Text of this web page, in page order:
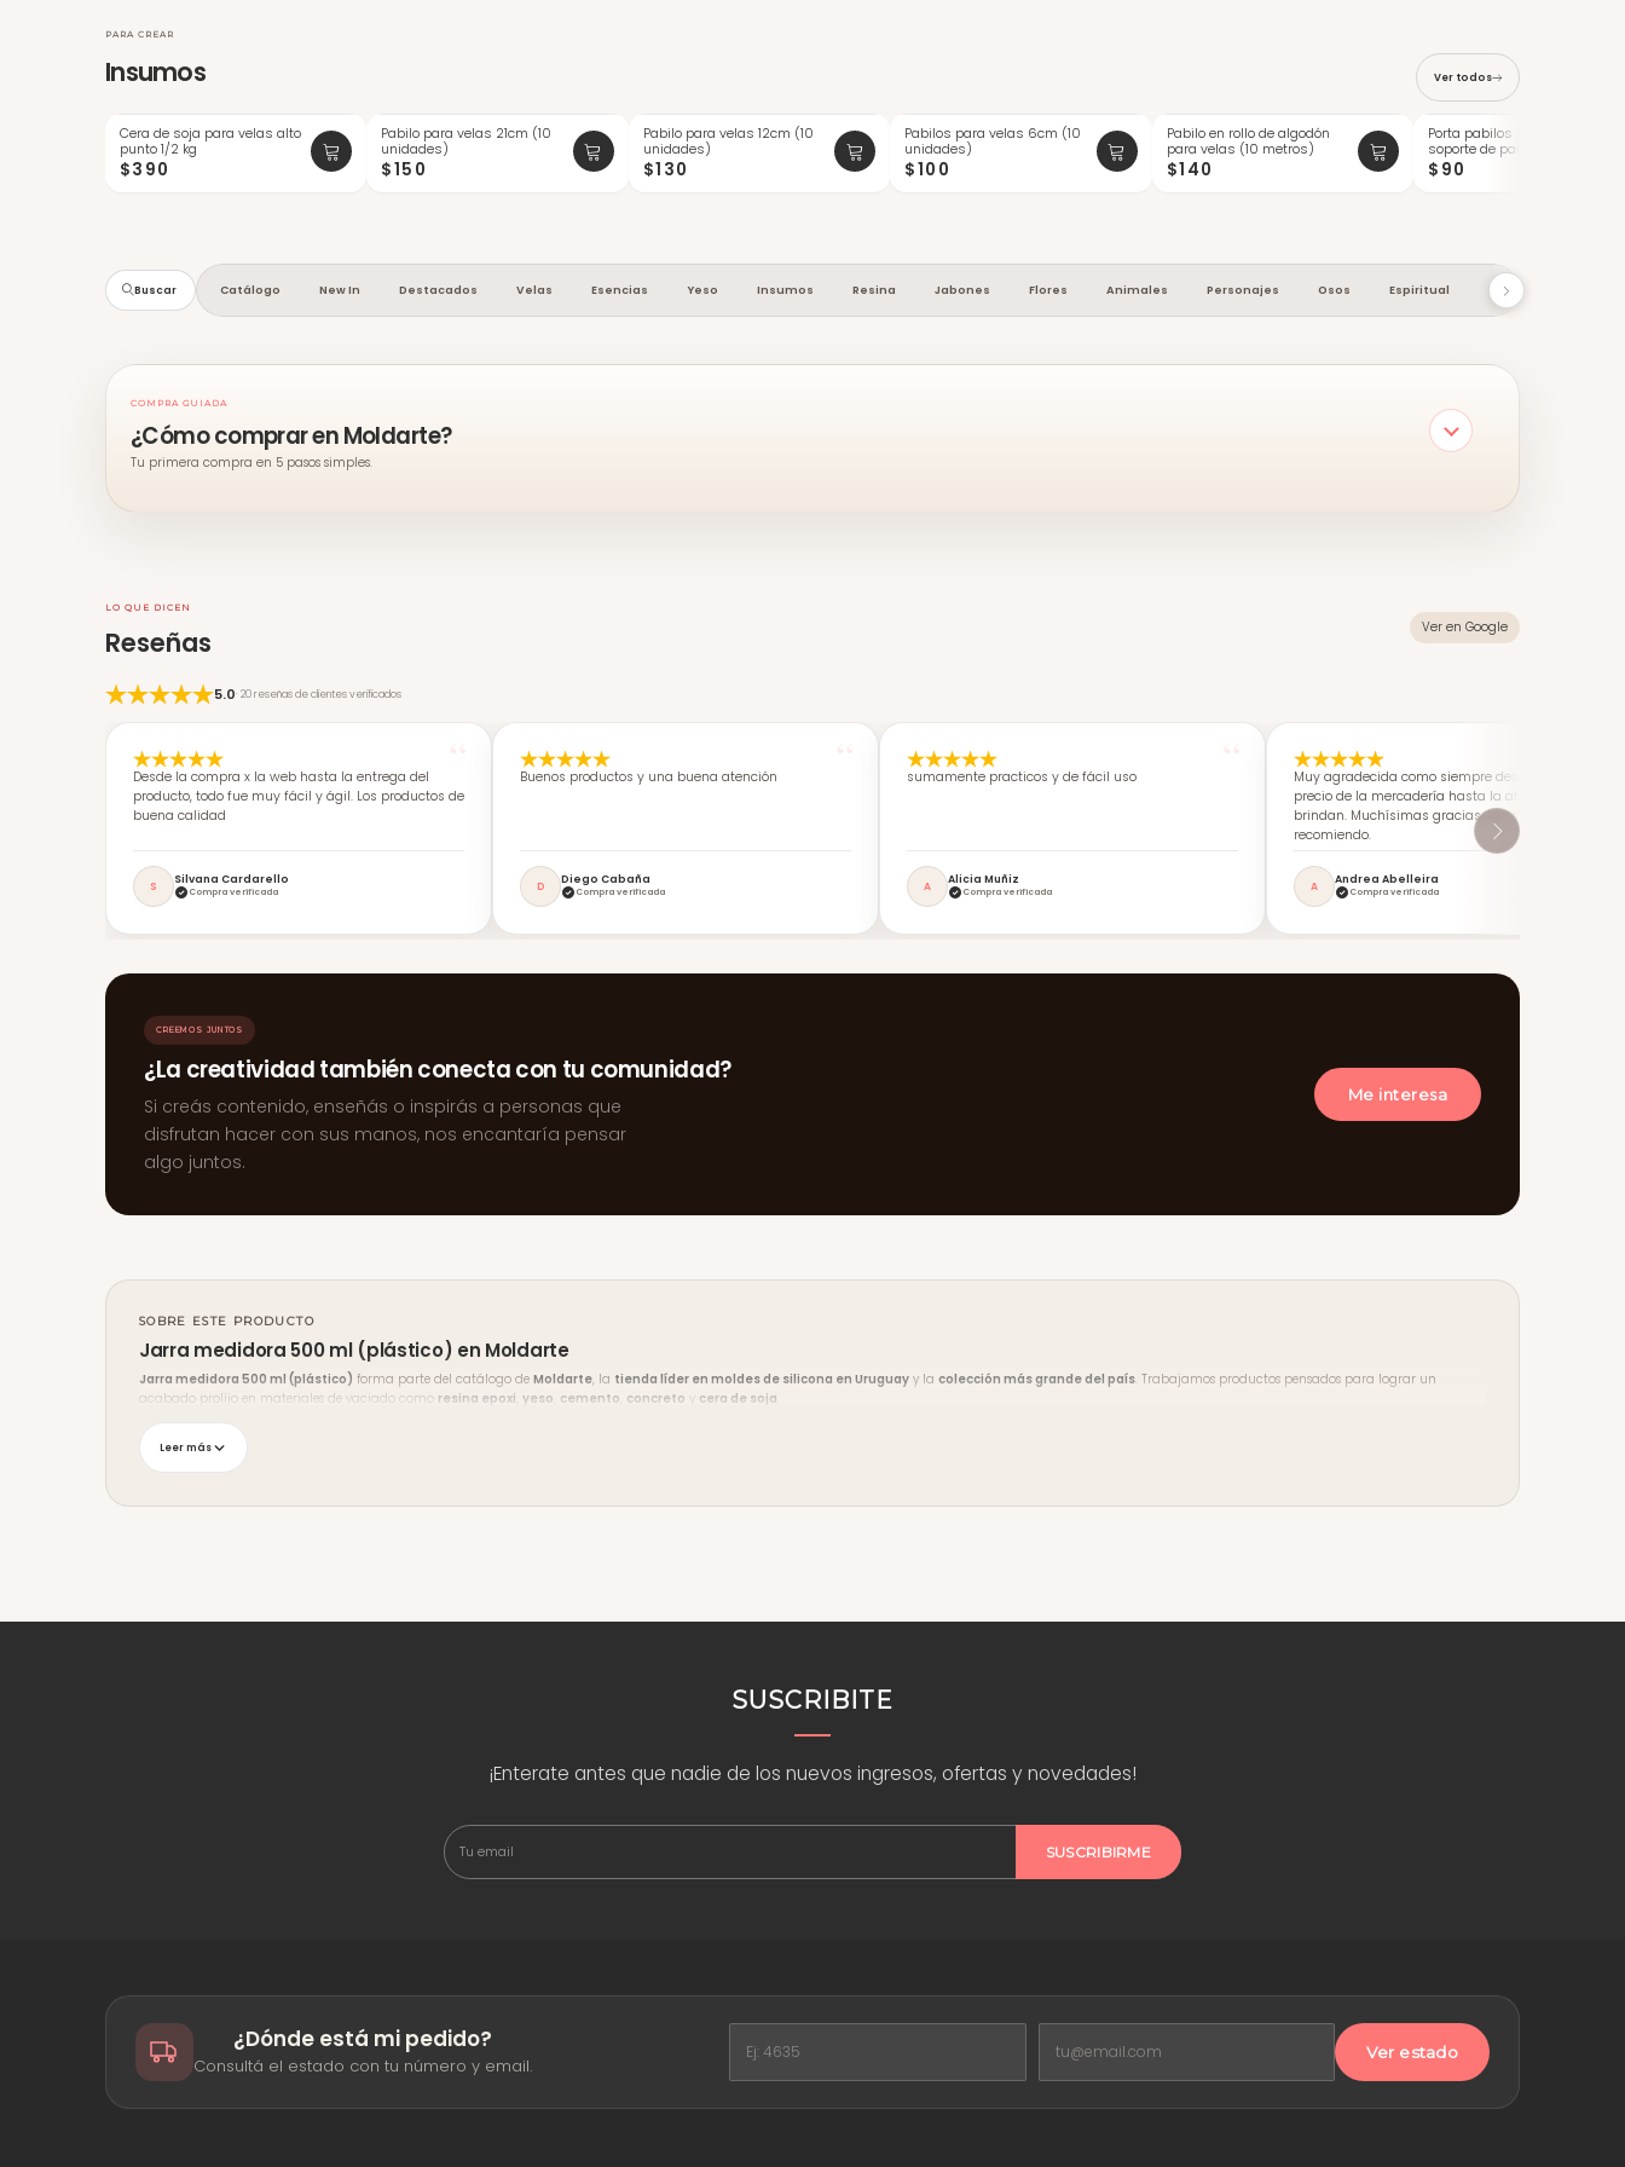
PARA CREAR
Insumos Ver todos
ÚLTIMAS
Cera de soja para velas alto
punto 1/2 kg
$390
Pabilo para velas 21cm (10
unidades)
$150
ÚLTIMAS
Pabilo para velas 12cm (10
unidades)
$130
Pabilos para velas 6cm (10
unidades)
$100
Pabilo en rollo de algodón
para velas (10 metros)
$140
Porta pabilos / sujetador /
soporte de pabilos de
madera ...
$90
Buscar Catálogo New In Destacados Velas Esencias Yeso Insumos Resina Jabones Flores Animales Personajes Osos Espiritual Macetas
COMPRA GUIADA
¿Cómo comprar en Moldarte?
Tu primera compra en 5 pasos simples.
LO QUE DICEN
Reseñas Ver en Google
5.0· 20 reseñas de clientes verificados
Desde la compra x la web hasta la entrega del
producto, todo fue muy fácil y ágil. Los productos de
buena calidad
S Silvana Cardarello
Compra verificada
Buenos productos y una buena atención
D Diego Cabaña
Compra verificada
sumamente practicos y de fácil uso
A Alicia Muñiz
Compra verificada
Muy agradecida como siempre desde calidad-
precio de la mercadería hasta la atención que me
brindan. Muchísimas gracias. Los super
recomiendo.
A Andrea Abelleira
Compra verificada
CREEMOS JUNTOS
¿La creatividad también conecta con tu comunidad?
Si creás contenido, enseñás o inspirás a personas que
disfrutan hacer con sus manos, nos encantaría pensar
algo juntos.
Me interesa
SOBRE ESTE PRODUCTO
Jarra medidora 500 ml (plástico) en Moldarte
Jarra medidora 500 ml (plástico) forma parte del catálogo de Moldarte, la tienda líder en moldes de silicona en Uruguayy la colección más grande del país. Trabajamos productos pensados para lograr un
acabado prolijo en materiales de vaciado como resina epoxi yeso cemento concreto y cera de soja
¿Necesitás ayuda?
Leer más
SUSCRIBITE
¡Enterate antes que nadie de los nuevos ingresos, ofertas y novedades!
SUSCRIBIRME
¿Dónde está mi pedido?
Consultá el estado con tu número y email.
Ver estado